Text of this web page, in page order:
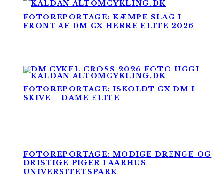
FOTOREPORTAGE: KÆMPE SLAG I
FRONT AF DM CX HERRE ELITE 2026
FOTOREPORTAGE: ISKOLDT CX DM I
SKIVE – DAME ELITE
FOTOREPORTAGE: MODIGE DRENGE OG
DRISTIGE PIGER I AARHUS
UNIVERSITETSPARK